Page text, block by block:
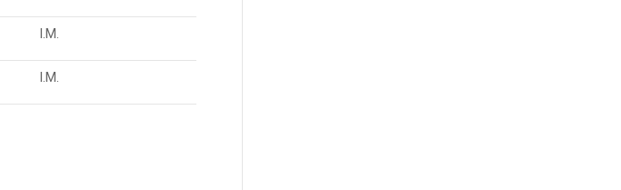
I.M.
I.M.